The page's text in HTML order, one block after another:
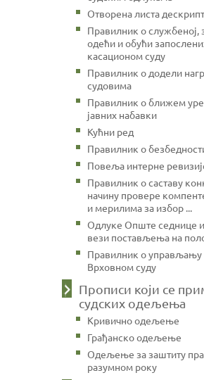
Отворена листа
Правилник о службеној,
одећи и обући
касационом суду
Правилник о додели
судовима
Правилник о ближем
јавних набавки
Кућни ред
Правилник о
Повеља интерне
Правилник о саставу
начину провере
и мерилима за избор ...
Одлуке Опште седнице
вези постављења на
Правилник о управљању
Врховном суду
Прописи који се
судских одељења
Кривично одељење
Грађанско одељење
Одељење за заштиту
разумном року